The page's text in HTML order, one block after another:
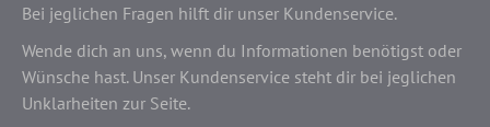
Bei jeglichen Fragen hilft dir unser Kundenservice.
Wende dich an uns, wenn du Informationen benötigst oder
Wünsche hast. Unser Kundenservice steht dir bei jeglichen
Unklarheiten zur Seite.